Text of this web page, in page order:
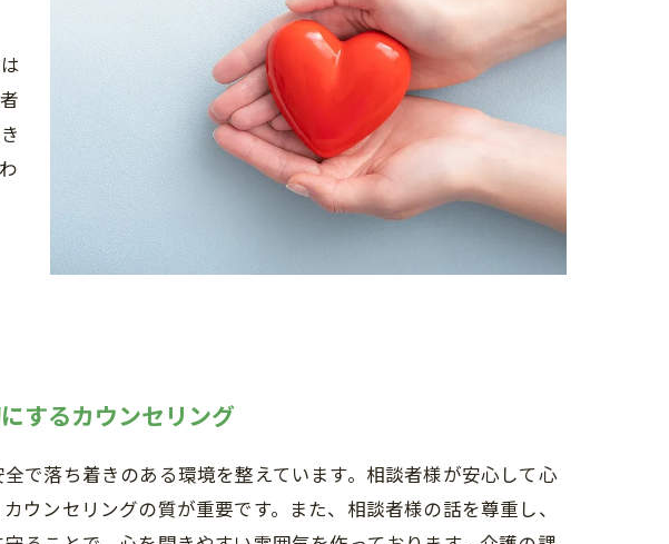
するカウンセリング
で落ち着きのある環境を整えています。相談者様が安心して心
ウンセリングの質が重要です。また、相談者様の話を尊重し、